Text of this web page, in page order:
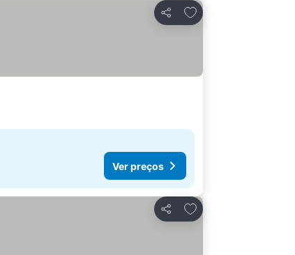
Partilhar
Adicionar aos
Ver preços
Partilhar
Adicionar aos